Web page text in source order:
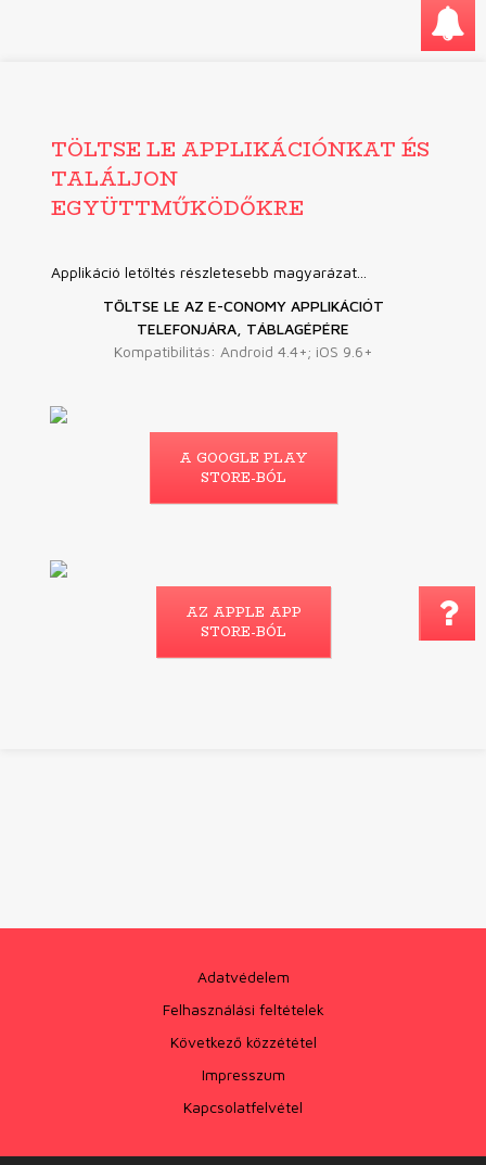
TÖLTSE LE APPLIKÁCIÓNKAT ÉS
TALÁLJON
EGYÜTTMŰKÖDŐKRE
Applikáció letöltés részletesebb magyarázat...
TÖLTSE LE AZ E-CONOMY APPLIKÁCIÓT
TELEFONJÁRA, TÁBLAGÉPÉRE
Kompatibilitás: Android 4.4+; iOS 9.6+
A GOOGLE PLAY
STORE-BÓL
AZ APPLE APP
STORE-BÓL
Adatvédelem
Felhasználási feltételek
Következő közzététel
Impresszum
Kapcsolatfelvétel
Megjegyzés